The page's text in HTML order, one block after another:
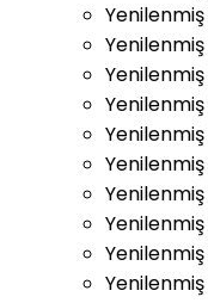
Yenilenmiş
Yenilenmiş
Yenilenmiş
Yenilenmiş
Yenilenmiş
Yenilenmiş